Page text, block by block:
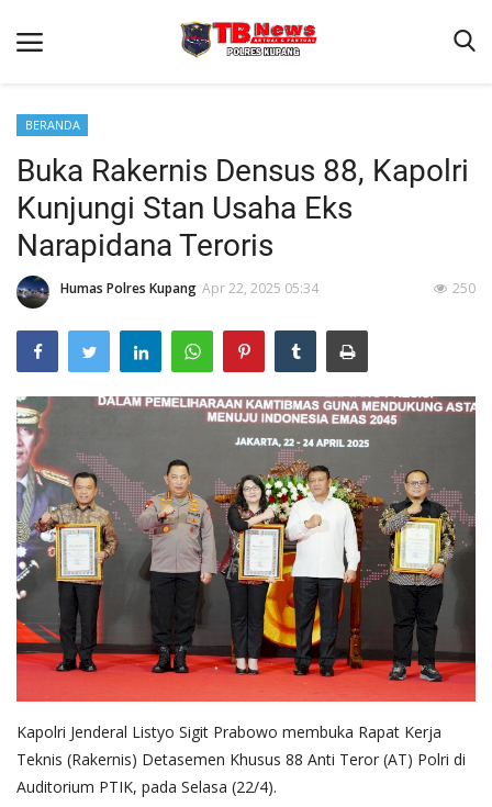
Beranda
Terms & Conditions
Reskrim
Binkam
Giat Ops
Lantas
Jurnal Kamtibmas
Satwil
BERANDA
Buka Rakernis Densus 88, Kapolri
Kunjungi Stan Usaha Eks
Narapidana Teroris
Humas Polres Kupang Apr 22, 2025 05:34 250
Kapolri Jenderal Listyo Sigit Prabowo membuka Rapat Kerja
Teknis (Rakernis) Detasemen Khusus 88 Anti Teror (AT) Polri di
Auditorium PTIK, pada Selasa (22/4).